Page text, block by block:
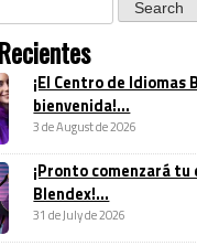
¡El Centro de Idiomas
bienvenida!...
3 de August de 2026
¡Pronto comenzará
Blendex!...
31 de July de 2026